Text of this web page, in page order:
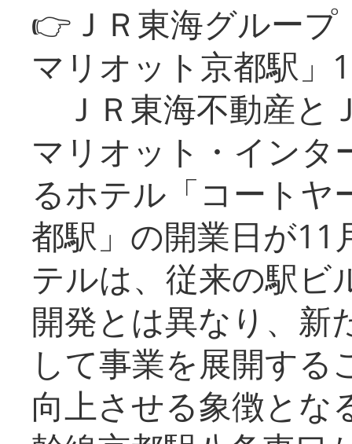
👉ＪＲ東海グルー
マリオット京都駅」
ＪＲ東海不動産と
マリオット・インタ
るホテル「コートヤ
都駅」の開業日が11
テルは、従来の駅ビ
開発とは異なり、新
して事業を展開する
向上させる象徴とな